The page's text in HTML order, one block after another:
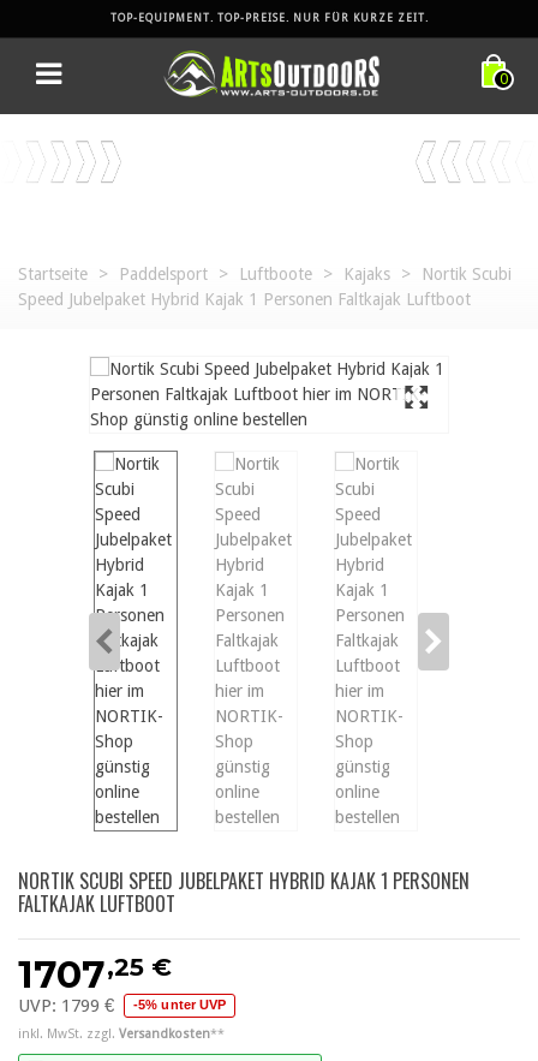
TOP-EQUIPMENT. TOP-PREISE. NUR FÜR KURZE ZEIT.
0
Startseite > Paddelsport > Luftboote > Kajaks >
Nortik Scubi
Speed Jubelpaket Hybrid Kajak 1 Personen Faltkajak Luftboot
NORTIK SCUBI SPEED JUBELPAKET HYBRID KAJAK 1 PERSONEN
FALTKAJAK LUFTBOOT
1707,25 €
UVP: 1799 € -5% unter UVP
inkl. MwSt. zzgl. Versandkosten**